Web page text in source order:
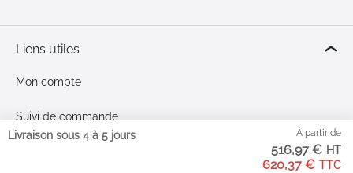
À partir de
620,37 €
516,97 €
Livraison sous 4 à 5 jours
Liens utiles
Mon compte
Suivi de commande